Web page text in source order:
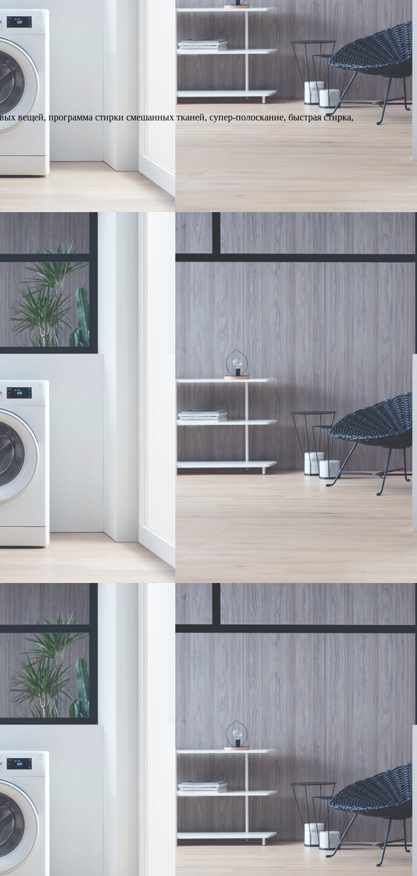
вещей, программа стирки смешанных тканей, супер-полоскание, быстрая стирка,